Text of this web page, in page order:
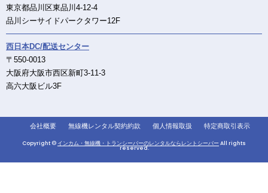
東京都品川区東品川4-12-4
品川シーサイドパークタワー12F
西日本DC/配送センター
〒550-0013
大阪府大阪市西区新町3-11-3
高六大阪ビル3F
会社概要 無線機レンタル契約約款 個人情報取扱 特定商取引表示
Copyright © インカム・無線機・トランシーバーのレンタルならレントシーバーAll rights
reserved.